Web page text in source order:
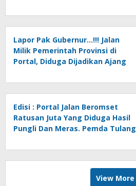
(Undang-undang vs Kebijakan
Bodong).
Lapor Pak Gubernur…!!! Jalan
Milik Pemerintah Provinsi di
Portal, Diduga Dijadikan Ajang
Khoirul Anam Cs
Edisi : Portal Jalan Beromset
Ratusan Juta Yang Diduga Hasil
Pungli Dan Meras. Pemda Tulang
Kakam Hargo Rejo…?
View More